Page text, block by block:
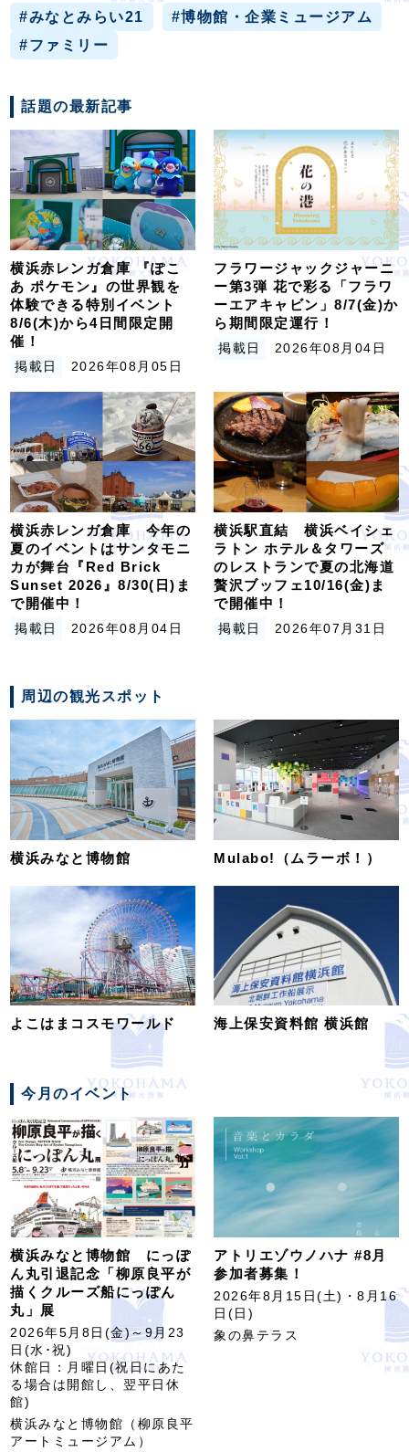
#みなとみらい21
#博物館・企業ミュージアム
#ファミリー
話題の最新記事
横浜赤レンガ倉庫 『ぽこ
あ ポケモン』の世界観を
体験できる特別イベント
8/6(木)から4日間限定開
催！
掲載日 2026年08月05日
フラワージャックジャーニ
ー第3弾 花で彩る「フラワ
ーエアキャビン」8/7(金)か
ら期間限定運行！
掲載日 2026年08月04日
横浜赤レンガ倉庫 今年の
夏のイベントはサンタモニ
カが舞台『Red Brick
Sunset 2026』8/30(日)ま
で開催中！
掲載日 2026年08月04日
横浜駅直結 横浜ベイシェ
ラトン ホテル＆タワーズ
のレストランで夏の北海道
贅沢ブッフェ10/16(金)ま
で開催中！
掲載日 2026年07月31日
周辺の観光スポット
横浜みなと博物館 Mulabo!（ムラーボ！）
よこはまコスモワールド 海上保安資料館 横浜館
今月のイベント
横浜みなと博物館 にっぽ
ん丸引退記念「柳原良平が
描くクルーズ船にっぽん
丸」展
2026年5月8日(金)～9月23
日(水･祝)
休館日：月曜日(祝日にあた
る場合は開館し、翌平日休
館)
横浜みなと博物館（柳原良平
アートミュージアム）
アトリエゾウノハナ #8月
参加者募集！
2026年8月15日(土)・8月16
日(日)
象の鼻テラス